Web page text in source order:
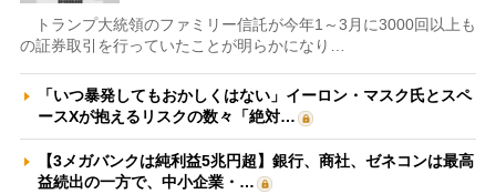
トランプ大統領のファミリー信託が今年1～3月に3000回以上も
の証券取引を行っていたことが明らかになり…
「いつ暴発してもおかしくはない」イーロン・マスク氏とスペ
ースXが抱えるリスクの数々「絶対…
【3メガバンクは純利益5兆円超】銀行、商社、ゼネコンは最高
益続出の一方で、中小企業・…